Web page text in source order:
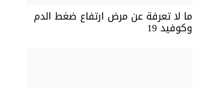
ما لا تعرفة عن مرض ارتفاع ضغط الدم
وكوفيد 19